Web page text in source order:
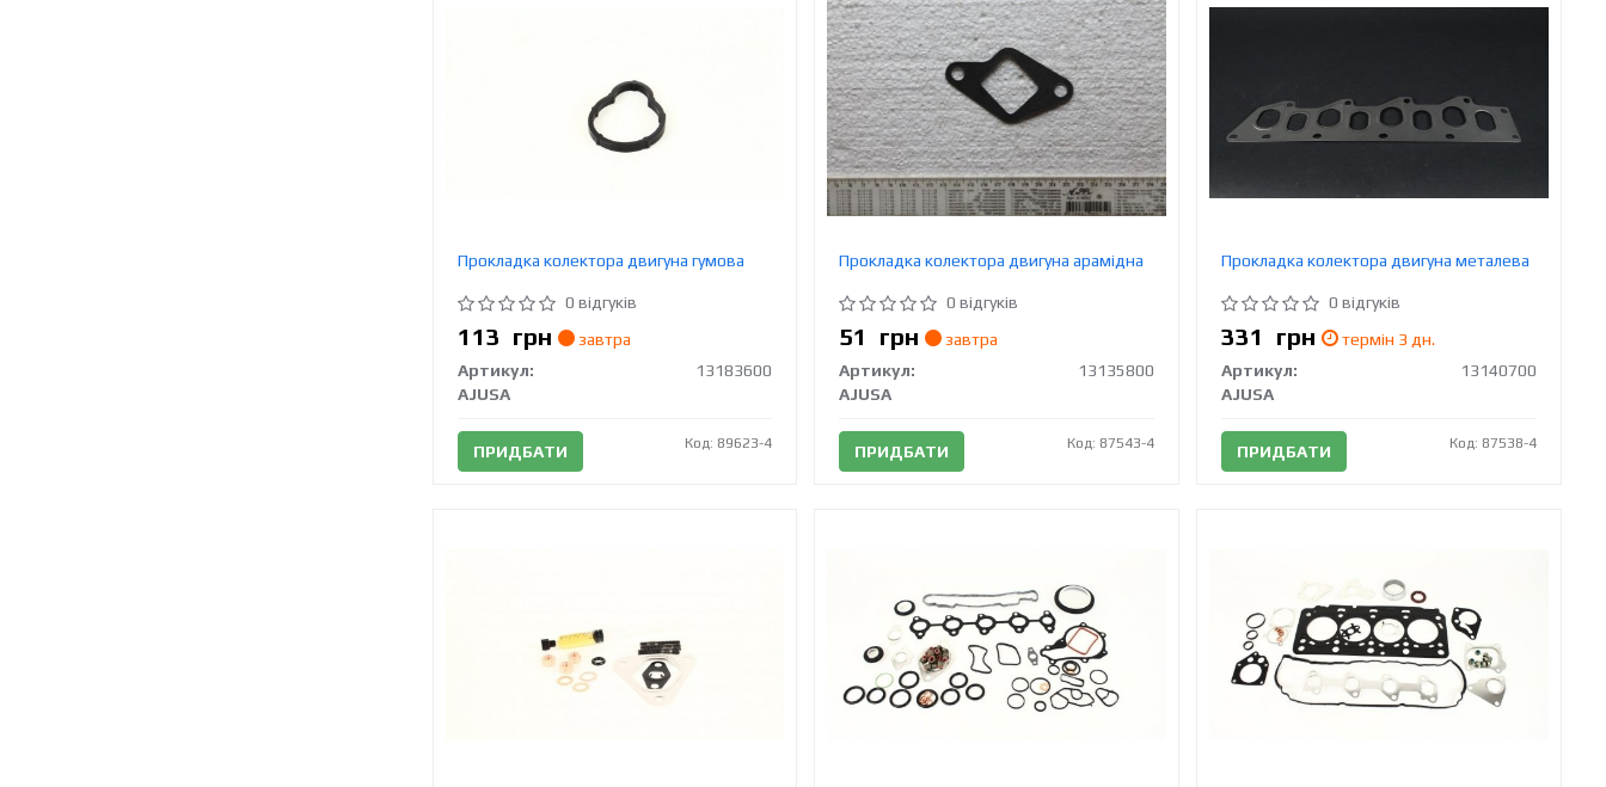
Прокладка колектора двигуна гумова
0 відгуків
113 грн
завтра
Артикул:
13183600
AJUSA
ПРИДБАТИ Код: 89623-4
Прокладка колектора двигуна арамідна
0 відгуків
51 грн
завтра
Артикул:
13135800
AJUSA
ПРИДБАТИ Код: 87543-4
Прокладка колектора двигуна металева
0 відгуків
331 грн
термін 3 дн.
Артикул:
13140700
AJUSA
ПРИДБАТИ Код: 87538-4